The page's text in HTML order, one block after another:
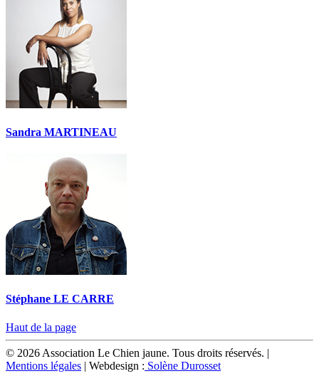
Sandra MARTINEAU
Stéphane LE CARRE
Haut de la page
© 2026 Association Le Chien jaune. Tous droits réservés. |
Mentions légales | Webdesign : Solène Durosset